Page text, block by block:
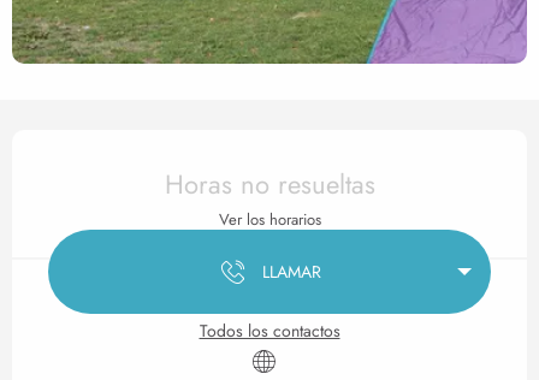
Horarios y datos de
Horas no resueltas
Ver los horarios
LLAMAR
Todos los contactos